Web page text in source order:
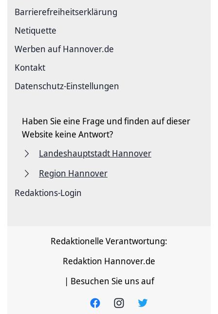
Barriere­freiheits­erklärung
Netiquette
Werben auf Hannover.de
Kontakt
Datenschutz-Einstellungen
Haben Sie eine Frage und finden auf dieser
Website keine Antwort?
Landeshauptstadt Hannover
Region Hannover
Redaktions-Login
Redaktionelle Verantwortung:
Redaktion Hannover.de
| Besuchen Sie uns auf